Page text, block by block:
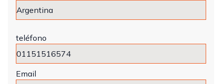
teléfono
Email